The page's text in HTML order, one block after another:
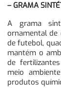
– GRAMA
A grama
ornamental de
de futebol,
mantém o
de
meio
produtos